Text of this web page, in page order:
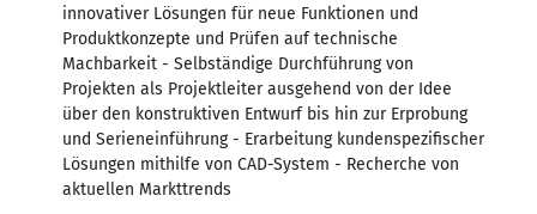
innovativer Lösungen für neue Funktionen und
Produktkonzepte und Prüfen auf technische
Machbarkeit - Selbständige Durchführung von
Projekten als Projektleiter ausgehend von der Idee
über den konstruktiven Entwurf bis hin zur Erprobung
und Serieneinführung - Erarbeitung kundenspezifischer
Lösungen mithilfe von CAD-System - Recherche von
aktuellen Markttrends